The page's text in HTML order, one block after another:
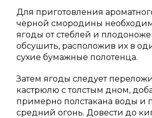
Для приготовления
черной смородины
ягоды от стеблей и
обсушить, расположив их в
сухие бумажные полотенца.
Затем ягоды следует
кастрюлю с толстым дном,
примерно полстакана воды и
средний огонь. Довести до